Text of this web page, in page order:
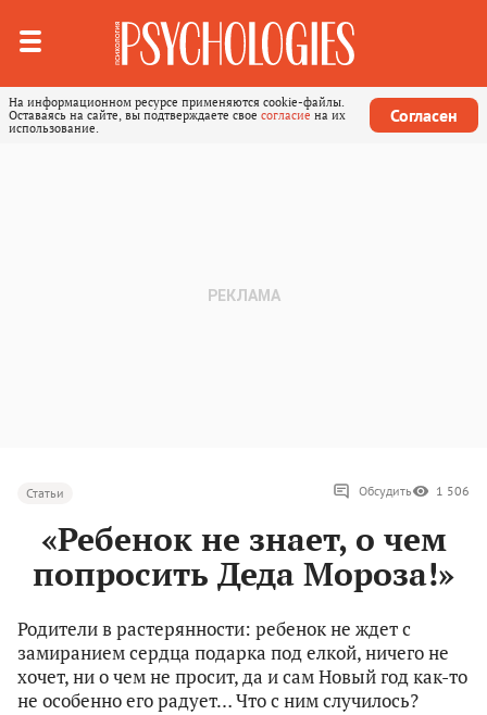
На информационном ресурсе применяются cookie-файлы.
Оставаясь на сайте, вы подтверждаете свое согласие на их
использование.
Согласен
Статьи Обсудить 1 506
«Ребенок не знает, о чем
попросить Деда Мороза!»
Родители в растерянности: ребенок не ждет с
замиранием сердца подарка под елкой, ничего не
хочет, ни о чем не просит, да и сам Новый год как-то
не особенно его радует… Что с ним случилось?